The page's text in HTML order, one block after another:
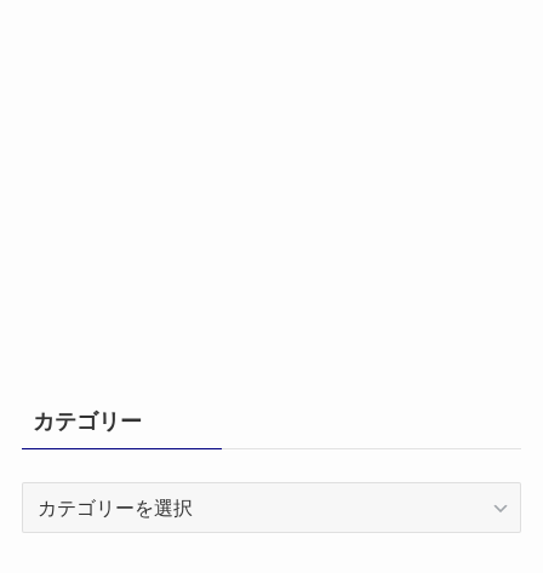
カテゴリー